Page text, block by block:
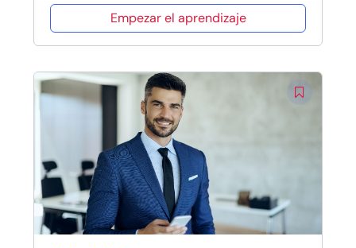
Empezar el aprendizaje